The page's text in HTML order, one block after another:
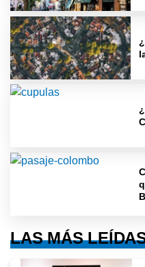
LAS MÁS